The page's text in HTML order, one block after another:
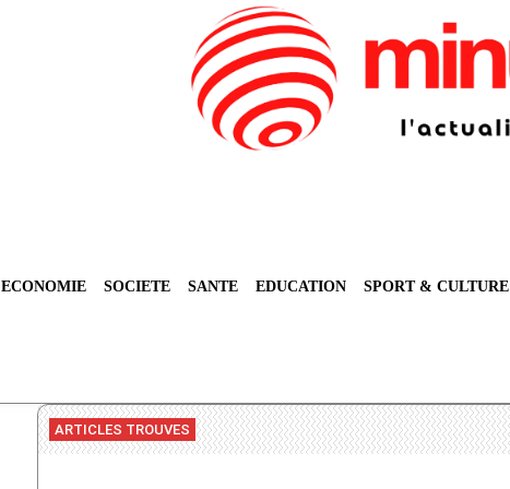
ECONOMIE SOCIETE SANTE EDUCATION SPORT & CULTURE
ARTICLES TROUVES